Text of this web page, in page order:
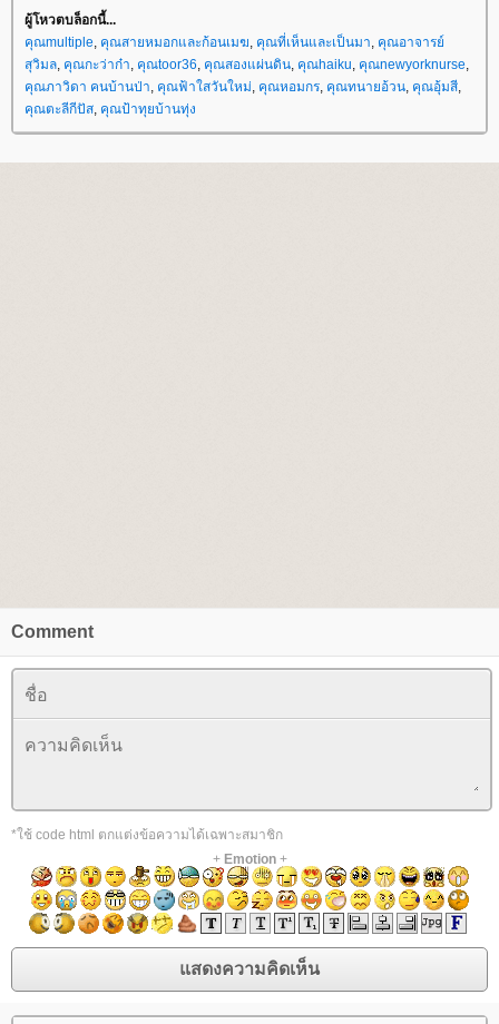
ผู้โหวตบล็อกนี้...
คุณmultiple, คุณสายหมอกและก้อนเมฆ, คุณที่เห็นและเป็นมา, คุณอาจารย์
สุวิมล, คุณกะว่าก๋า, คุณtoor36, คุณสองแผ่นดิน, คุณhaiku, คุณnewyorknurse,
คุณภาวิดา คนบ้านป่า, คุณฟ้าใสวันใหม่, คุณหอมกร, คุณทนายอ้วน, คุณอุ้มสี,
คุณตะลีกีปัส, คุณป้าทุยบ้านทุ่ง
Comment
*ใช้ code html ตกแต่งข้อความได้เฉพาะสมาชิก
+ Emotion+